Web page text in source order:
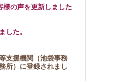
様の声を更新しました
した。
支援機関（池袋事務
所）に登録されまし